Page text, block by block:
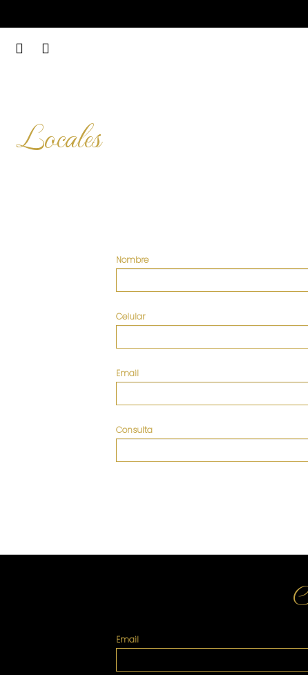
Locales
Nombre
Celular
Email
Consulta
Email